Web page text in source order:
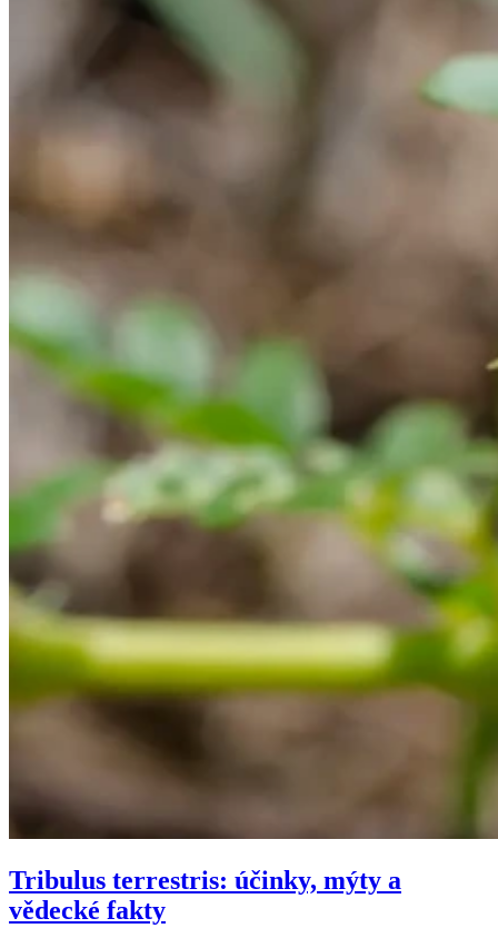
Tribulus terrestris: účinky, mýty a
vědecké fakty